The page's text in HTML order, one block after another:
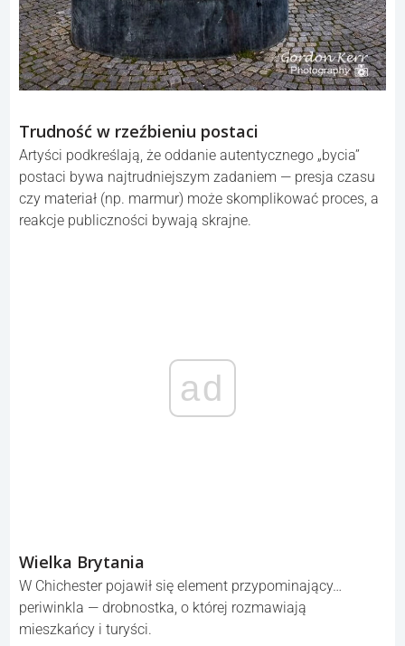
Trudność w rzeźbieniu postaci
Artyści podkreślają, że oddanie autentycznego „bycia”
postaci bywa najtrudniejszym zadaniem — presja czasu
czy materiał (np. marmur) może skomplikować proces, a
reakcje publiczności bywają skrajne.
ad
Wielka Brytania
W Chichester pojawił się element przypominający…
periwinkla — drobnostka, o której rozmawiają
mieszkańcy i turyści.